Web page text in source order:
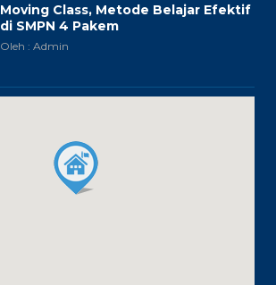
Moving Class, Metode Belajar Efektif
di SMPN 4 Pakem
Oleh : Admin